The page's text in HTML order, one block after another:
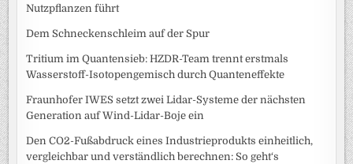
Nutzpflanzen führt
Dem Schneckenschleim auf der Spur
Tritium im Quantensieb: HZDR-Team trennt erstmals
Wasserstoff-Isotopengemisch durch Quanteneffekte
Fraunhofer IWES setzt zwei Lidar-Systeme der nächsten
Generation auf Wind-Lidar-Boje ein
Den CO2-Fußabdruck eines Industrieprodukts einheitlich,
vergleichbar und verständlich berechnen: So geht‘s